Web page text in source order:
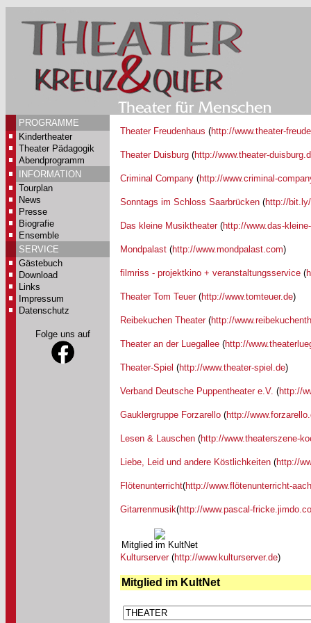
PROGRAMME
Kindertheater
Theater Pädagogik
Abendprogramm
INFORMATION
Tourplan
News
Presse
Biografie
Ensemble
SERVICE
Gästebuch
Download
Links
Impressum
Datenschutz
Folge uns auf
Theater Freudenhaus (http://www.theater-
Theater Duisburg (http://www.theater-
Criminal Company (http://www.criminal-
Sonntags im Schloss Saarbrücken (http://
Das kleine Musiktheater(http://www.das-
Mondpalast (http://www.mondpalast.com)
filmriss - projektkino + veranstaltungsservice (
Theater Tom Teuer(http://www.tomteuer.de)
Reibekuchen Theater (http://
Theater an der Luegallee (http://
Theater-Spiel (http://www.theater-spiel.de)
Verband Deutsche Puppentheater e.V. (http://
Gauklergruppe Forzarello (http://
Lesen & Lauschen (http://www.theaterszene-
Liebe, Leid und andere Köstlichkeiten (http://
Flötenunterricht(http://www.flötenunterricht-
Gitarrenmusik(http://www.pascal-
Mitglied im KultNet
Kulturserver (http://www.kulturserver.de)
Mitglied im KultNet